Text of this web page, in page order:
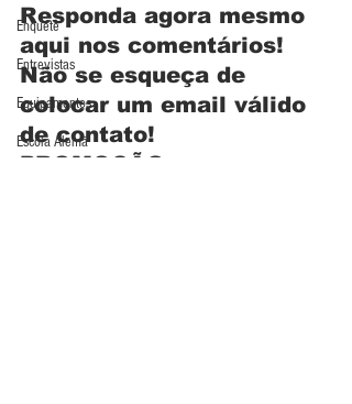
Enquete
Entrevistas
Equipamentos
Escola Alemã
Responda agora mesmo
aqui nos comentários!
Não se esqueça de
colocar um email válido
de contato!
PROMOÇÃO